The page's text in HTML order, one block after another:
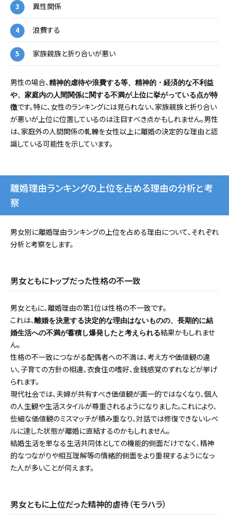
異性関係
浪費する
家族親族と折り合いが悪い
男性の場合、 精神的虐待や浪費する等、精神的・経済的な不利益
や、家庭内の人間関係に関する不満が上位に挙がっている点が特
徴です。特に、女性のランキングには見られない、家族親族と折り合い
が悪いが上位に位置しているのは注目すべき点かもしれません。男性
は、家庭外の人間関係の軋轢を女性以上に離婚の決定的な理由と認
識している可能性を示しています。
離婚理由ランキングの上位を占める理由の分析と考
察
男女別に離婚理由ランキングの上位を占める理由について、それぞれ
分析と考察をします。
男女ともにトップだった性格の不一致
男女ともに、離婚理由の第1位は性格の不一致です。
これは、 離婚を決意する決定的な理由はないものの、長期的に結
婚生活への不満が蓄積し爆発したと考えられる結果かもしれませ
ん。
性格の不一致につながる配偶者への不満は、考え方や価値観の違
い、子育ての方針の相違、衣食住の嗜好、金銭感覚のずれなどが挙げ
られます。
現代社会では、夫婦が共有すべき価値観が画一的ではなくなり、個人
の人生観や生活スタイルが尊重されるようになりました。これにより、
些細な価値観のミスマッチが積み重なり、対話では修復できないレベ
ルに達した状態が離婚に直結するのかもしれません。
結婚生活を単なる生活共同体としての機能的側面だけでなく、精神
的なつながりや相互理解等の情緒的側面をより重視するようになっ
た人が多いことが伺えます。
男女ともに上位だった精神的虐待（モラハラ）